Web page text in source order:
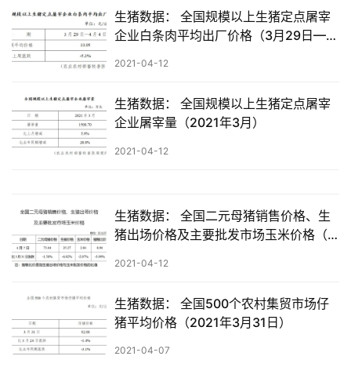
闻
析
报
告
图
表
今
日
猪
生猪数据： 全国规模以上生猪定点屠宰
企业白条肉平均出厂价格（3月29日—4
2021-04-12
生猪数据： 全国规模以上生猪定点屠宰
企业屠宰量（2021年3月）
2021-04-12
生猪数据： 全国二元母猪销售价格、生
猪出场价格及主要批发市场玉米价格（4
2021-04-12
生猪数据： 全国500个农村集贸市场仔
猪平均价格（2021年3月31日）
2021-04-07